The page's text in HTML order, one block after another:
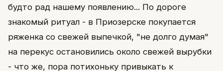
будто рад нашему появлению... По дороге
знакомый ритуал - в Приозерске покупается
ряженка со свежей выпечкой, "не долго думая"
на перекус остановились около свежей вырубки
- что же, пора потихоньку привыкать к